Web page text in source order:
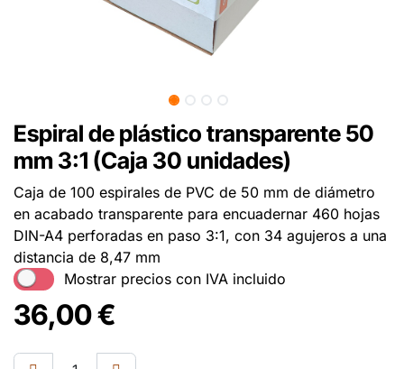
Espiral de plástico transparente 50
mm 3:1 (Caja 30 unidades)
Caja de 100 espirales de PVC de 50 mm de diámetro
en acabado transparente para encuadernar 460 hojas
DIN-A4 perforadas en paso 3:1, con 34 agujeros a una
distancia de 8,47 mm
Mostrar precios con IVA incluido
36,00€